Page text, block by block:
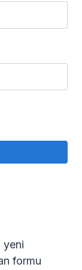
yeni
formu